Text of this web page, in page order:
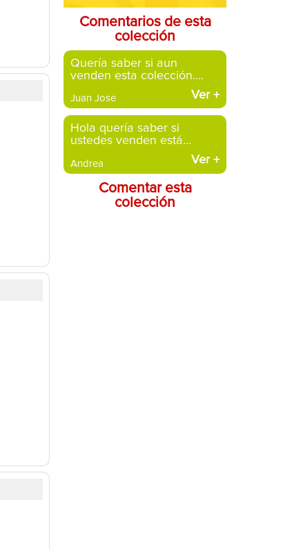
Comentarios de esta
colección
Quería saber si aun
venden esta colección....
Ver +
Juan Jose
Hola quería saber si
ustedes venden está...
Ver +
Andrea
Comentar esta
colección